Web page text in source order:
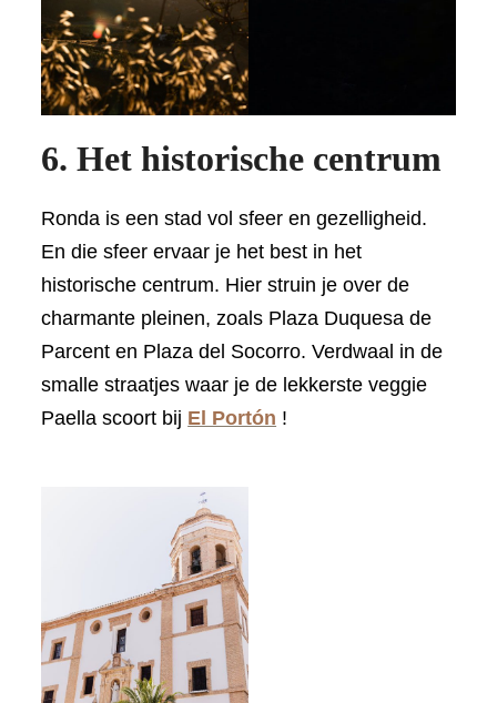
6. Het historische centrum
Ronda is een stad vol sfeer en gezelligheid.
En die sfeer ervaar je het best in het
historische centrum. Hier struin je over de
charmante pleinen, zoals Plaza Duquesa de
Parcent en Plaza del Socorro. Verdwaal in de
smalle straatjes waar je de lekkerste veggie
Paella scoort bij El Portón !